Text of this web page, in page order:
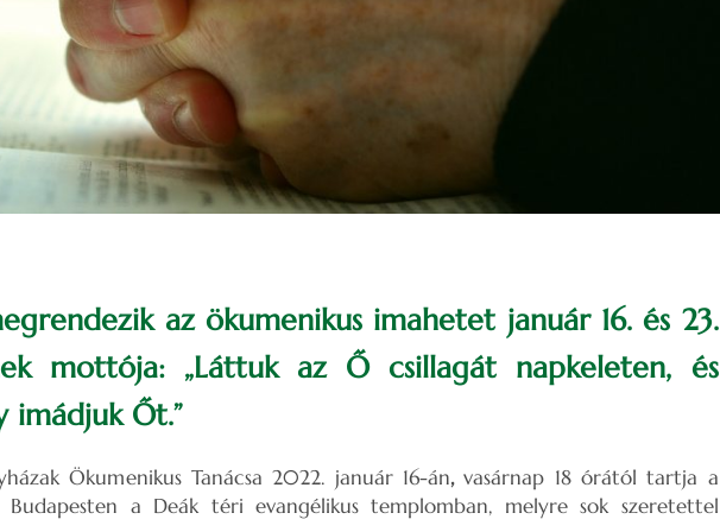
az ökumenikus imahetet január 16. és 23.
mottója: „Láttuk az Ő csillagát napkeleten, és
imádjuk Őt.”
Ökumenikus Tanácsa2022. január 16-án,vasárnap 18 órától tartja a
a Deák téri evangélikus templomban, melyre sok szeretettel